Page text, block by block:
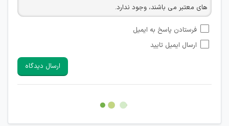
های معتبر می باشند، وجود ندارد.
شبکه های مجازی ارتباطی می باشند وجود ندارد.
امکان تأیید نظرات کاربرانی که به هر طریقی قصد مأیوس کردن
هرگونه تحریک، تحقیر و کنایه به سایر افراد (مسئول و غیر مسئول)
غیر مجاز می باشد.
امکان هماهنگی برای هرگونه ملاقات حضوری چه به صورت دسته
فرستادن پاسخ به ایمیل
ارسال ایمیل تایید
ارسال دیدگاه